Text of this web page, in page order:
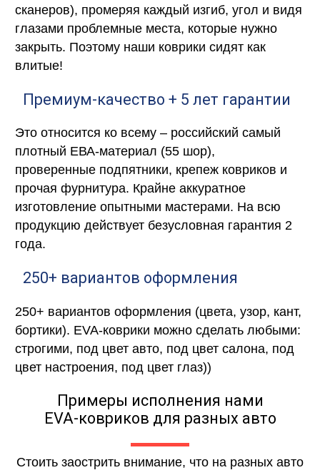
сканеров), промеряя каждый изгиб, угол и видя
глазами проблемные места, которые нужно
закрыть. Поэтому наши коврики сидят как
влитые!
Премиум-качество + 5 лет гарантии
Это относится ко всему – российский самый
плотный ЕВА-материал (55 шор),
проверенные подпятники, крепеж ковриков и
прочая фурнитура. Крайне аккуратное
изготовление опытными мастерами. На всю
продукцию действует безусловная гарантия 2
года.
250+ вариантов оформления
250+ вариантов оформления (цвета, узор, кант,
бортики). EVA-коврики можно сделать любыми:
строгими, под цвет авто, под цвет салона, под
цвет настроения, под цвет глаз))
Примеры исполнения нами
EVA-ковриков для разных авто
Стоить заострить внимание, что на разных авто